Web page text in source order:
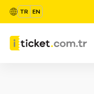
TR EN